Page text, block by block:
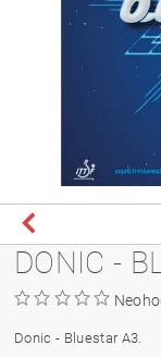
DONIC -
Donic - Bluestar A3.